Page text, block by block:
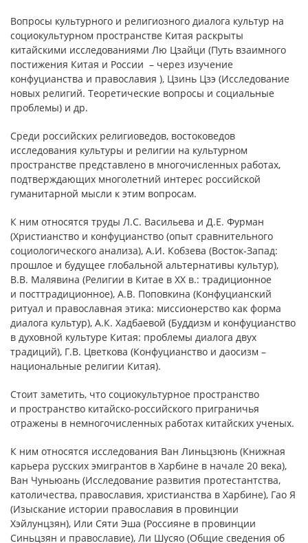
Вопросы культурного и религиозного диалога культур на
социокультурном пространстве Китая раскрыты
китайскими исследованиями Лю Цзайци (Путь взаимного
постижения Китая и России – через изучение
конфуцианства и православия ), Цзинь Цзэ (Исследование
новых религий. Теоретические вопросы и социальные
проблемы) и др.
Среди российских религиоведов, востоковедов
исследования культуры и религии на культурном
пространстве представлено в многочисленных работах,
подтверждающих многолетний интерес российской
гуманитарной мысли к этим вопросам.
К ним относятся труды Л.С. Васильева и Д.Е. Фурман
(Христианство и конфуцианство (опыт сравнительного
социологического анализа), А.И. Кобзева (Восток-Запад:
прошлое и будущее глобальной альтернативы культур),
В.В. Малявина (Религии в Китае в XX в.: традиционное
и посттрадиционное), А.В. Поповкина (Конфуцианский
ритуал и православная этика: миссионерство как форма
диалога культур), А.К. Хадбаевой (Буддизм и конфуцианство
в духовной культуре Китая: проблемы диалога двух
традиций), Г.В. Цветкова (Конфуцианство и даосизм –
национальные религии Китая).
Стоит заметить, что социокультурное пространство
и пространство китайско-российского приграничья
отражены в немногочисленных работах китайских ученых.
К ним относятся исследования Ван Линьцзюнь (Книжная
карьера русских эмигрантов в Харбине в начале 20 века),
Ван Чуньюань (Исследование развития протестантства,
католичества, православия, христианства в Харбине), Гао Я
(Изыскание истории православия в провинции
Хэйлунцзян), Или Сяти Эша (Россияне в провинции
Синьцзян и православие), Ли Шусяо (Общие сведения об